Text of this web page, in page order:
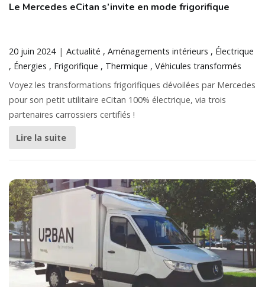
Le Mercedes eCitan s’invite en mode frigorifique
20 juin 2024 Actualité Aménagements intérieurs
Électrique
Énergies
Frigorifique Thermique
Véhicules transformés
Voyez les transformations frigorifiques dévoilées par Mercedes
pour son petit utilitaire eCitan 100% électrique, via trois
partenaires carrossiers certifiés !
Lire la suite